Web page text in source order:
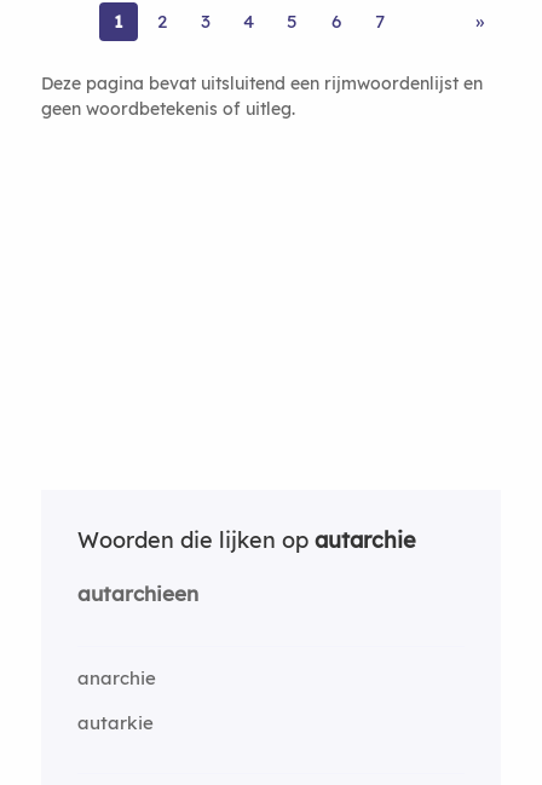
1 2 3 4 5 6 7 »
Deze pagina bevat uitsluitend een rijmwoordenlijst en
geen woordbetekenis of uitleg.
Woorden die lijken op autarchie
autarchieen
anarchie
autarkie